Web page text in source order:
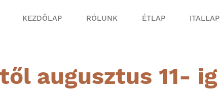
KEZDŐLAP RÓLUNK ÉTLAP ITALLAP
augusztus 11- ig